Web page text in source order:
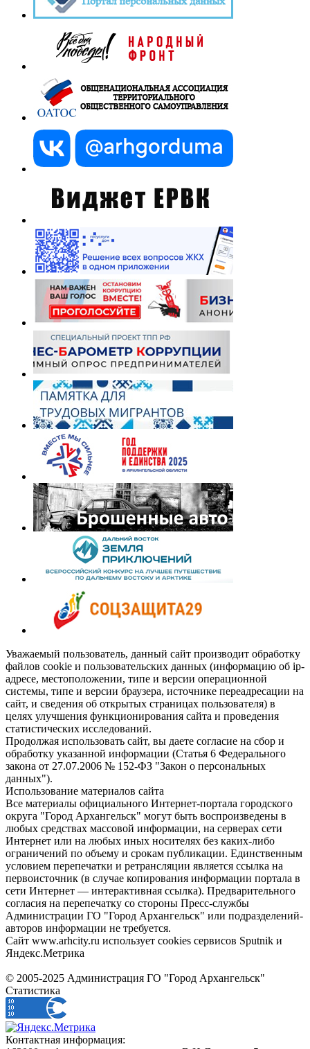
Уважаемый пользователь, данный сайт производит обработку
файлов cookie и пользовательских данных (информацию об ip-
адресе, местоположении, типе и версии операционной
системы, типе и версии браузера, источнике переадресации на
сайт, и сведения об открытых страницах пользователя) в
целях улучшения функционирования сайта и проведения
статистических исследований.
Продолжая использовать сайт, вы даете согласие на сбор и
обработку указанной информации (Статья 6 Федерального
закона от 27.07.2006 № 152-ФЗ "Закон о персональных
данных").
Использование материалов сайта
Все материалы официального Интернет-портала городского
округа "Город Архангельск" могут быть воспроизведены в
любых средствах массовой информации, на серверах сети
Интернет или на любых иных носителях без каких-либо
ограничений по объему и срокам публикации. Единственным
условием перепечатки и ретрансляции является ссылка на
первоисточник (в случае копирования информации портала в
сети Интернет — интерактивная ссылка). Предварительного
согласия на перепечатку со стороны Пресс-службы
Администрации ГО "Город Архангельск" или подразделений-
авторов информации не требуется.
Сайт www.arhcity.ru использует cookies сервисов Sputnik и
Яндекс.Метрика
© 2005-2025 Администрация ГО "Город Архангельск"
Статистика
Контактная информация: